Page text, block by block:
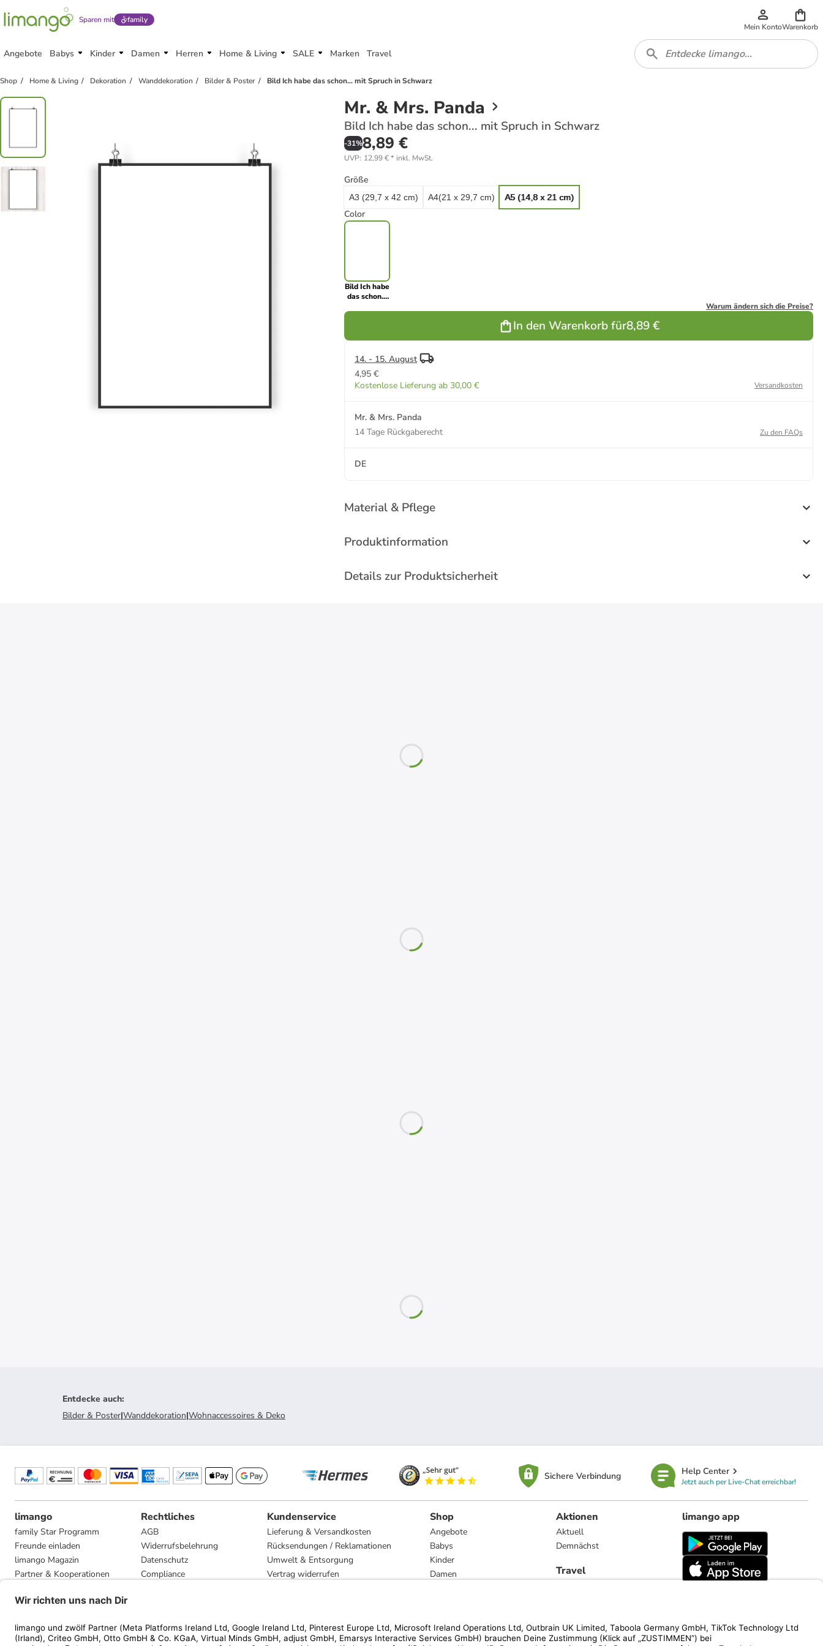
Sparen mit family
Mein KontoWarenkorb
Angebote Babys Kinder Damen Herren Home & Living SALE Marken Travel
Shop Home & Living Dekoration Wanddekoration Bilder & Poster Bild Ich habe das schon... mit Spruch in Schwarz
Mr. & Mrs. Panda
Bild Ich habe das schon... mit Spruch in Schwarz
-31%8,89 €
UVP: 12,99 €* inkl. MwSt.
Größe
A3 (29,7 x 42 cm) A4(21 x 29,7 cm) A5 (14,8 x 21 cm)
Color
Bild Ich habe
das schon...
Warum ändern sich die Preise?
In den Warenkorb für8,89 €
14. - 15. August
4,95 €
Kostenlose Lieferung ab 30,00 €
Versandkosten
Mr. & Mrs. Panda
14 Tage Rückgaberecht
Zu den FAQs
DE
Material & Pflege
Produktinformation
Details zur Produktsicherheit
Entdecke auch:
Bilder & Poster|Wanddekoration|Wohnaccessoires & Deko
Sichere Verbindung Help Center
Jetzt auch per Live-Chat erreichbar!
limango
family Star Programm
Freunde einladen
limango Magazin
Partner & Kooperationen
Presse
Rechtliches
AGB
Widerrufsbelehrung
Datenschutz
Compliance
Kundenservice
Lieferung & Versandkosten
Rücksendungen / Reklamationen
Umwelt & Entsorgung
Vertrag widerrufen
Shop
Angebote
Babys
Kinder
Damen
Marken
Aktionen
Aktuell
Demnächst
Travel
limango app